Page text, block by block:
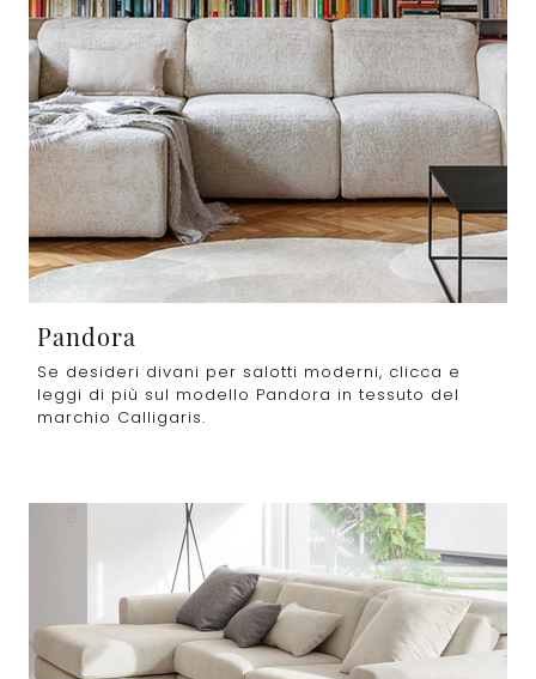
Pandora
Se desideri divani per salotti moderni, clicca e
leggi di più sul modello Pandora in tessuto del
marchio Calligaris.